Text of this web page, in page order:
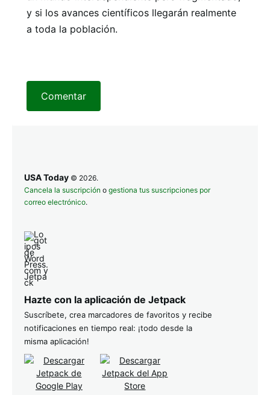
y si los avances científicos llegarán realmente
a toda la población.
Comentar
USA Today © 2026.
Cancela la suscripción o gestiona tus suscripciones por
correo electrónico.
Hazte con la aplicación de Jetpack
Suscríbete, crea marcadores de favoritos y recibe
notificaciones en tiempo real: ¡todo desde la
misma aplicación!